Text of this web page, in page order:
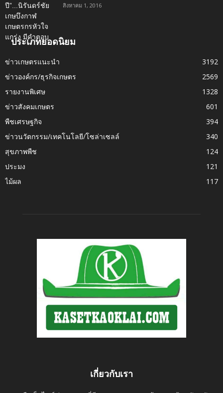
สิงหาคม 1, 2016
ประเภทยอดนิยม
ข่าวเกษตรแนะนำ
3192
ข่าวองค์กร/ธุรกิจเกษตร
2569
รายงานพิเศษ
1328
ข่าวสังคมเกษตร
601
พืชเศรษฐกิจ
394
ข่าวนวัตกรรม/เทคโนโลยี/โซล่าเซลล์
340
สุขภาพพืช
124
ประมง
121
ไม้ผล
117
เกี่ยวกับเรา